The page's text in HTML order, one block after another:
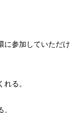
に参加していただけ
る。